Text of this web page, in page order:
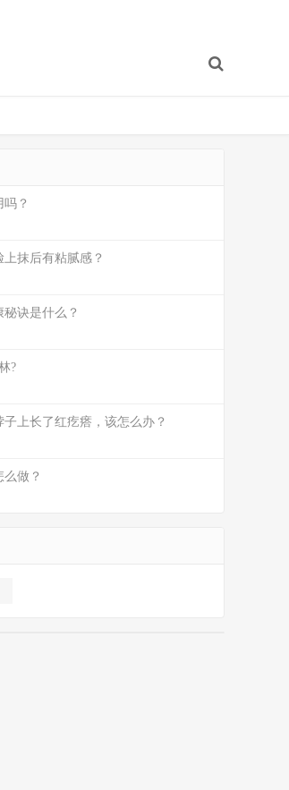
？
抹后有粘腻感？
诀是什么？
?
子上长了红疙瘩，该怎么办？
做？